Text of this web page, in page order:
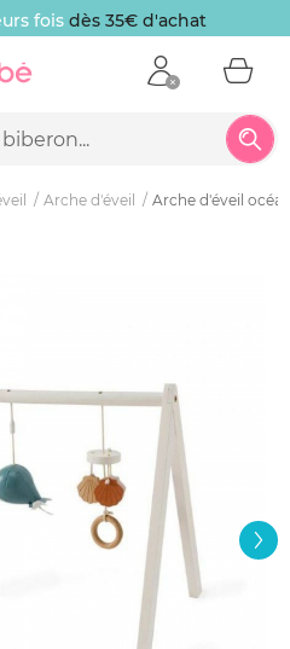
fois dès 35€ d'achat
Arche d'éveil Arche d'éveil